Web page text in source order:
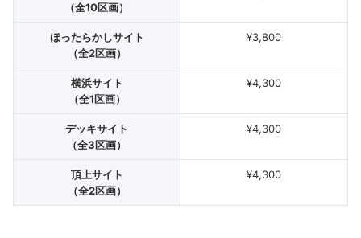
（全10区画）
ほったらかしサイト
（全2区画）
¥3,800
横浜サイト
（全1区画）
¥4,300
デッキサイト
（全3区画）
¥4,300
頂上サイト
（全2区画）
¥4,300